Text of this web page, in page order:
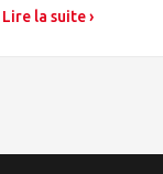
Lire la suite ›